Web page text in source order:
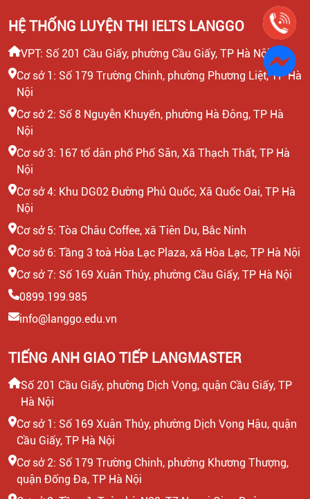
HỆ THỐNG LUYỆN THI IELTS LANGGO
VPT: Số 201 Cầu Giấy, phường Cầu Giấy, TP Hà Nội
Cơ sở 1: Số 179 Trường Chinh, phường Phương Liệt, TP Hà
Nội
Cơ sở 2: Số 8 Nguyễn Khuyến, phường Hà Đông, TP Hà
Nội
Cơ sở 3: 167 tổ dân phố Phố Săn, Xã Thạch Thất, TP Hà
Nội
Cơ sở 4: Khu DG02 Đường Phủ Quốc, Xã Quốc Oai, TP Hà
Nội
Cơ sở 5: Tòa Châu Coffee, xã Tiên Du, Bắc Ninh
Cơ sở 6: Tầng 3 toà Hòa Lạc Plaza, xã Hòa Lạc, TP Hà Nội
Cơ sở 7: Số 169 Xuân Thủy, phường Cầu Giấy, TP Hà Nội
0899.199.985
info@langgo.edu.vn
TIẾNG ANH GIAO TIẾP LANGMASTER
Số 201 Cầu Giấy, phường Dịch Vọng, quận Cầu Giấy, TP
Hà Nội
Cơ sở 1: Số 169 Xuân Thủy, phường Dịch Vọng Hậu, quận
Cầu Giấy, TP Hà Nội
Cơ sở 2: Số 179 Trường Chinh, phường Khương Thượng,
quận Đống Đa, TP Hà Nội